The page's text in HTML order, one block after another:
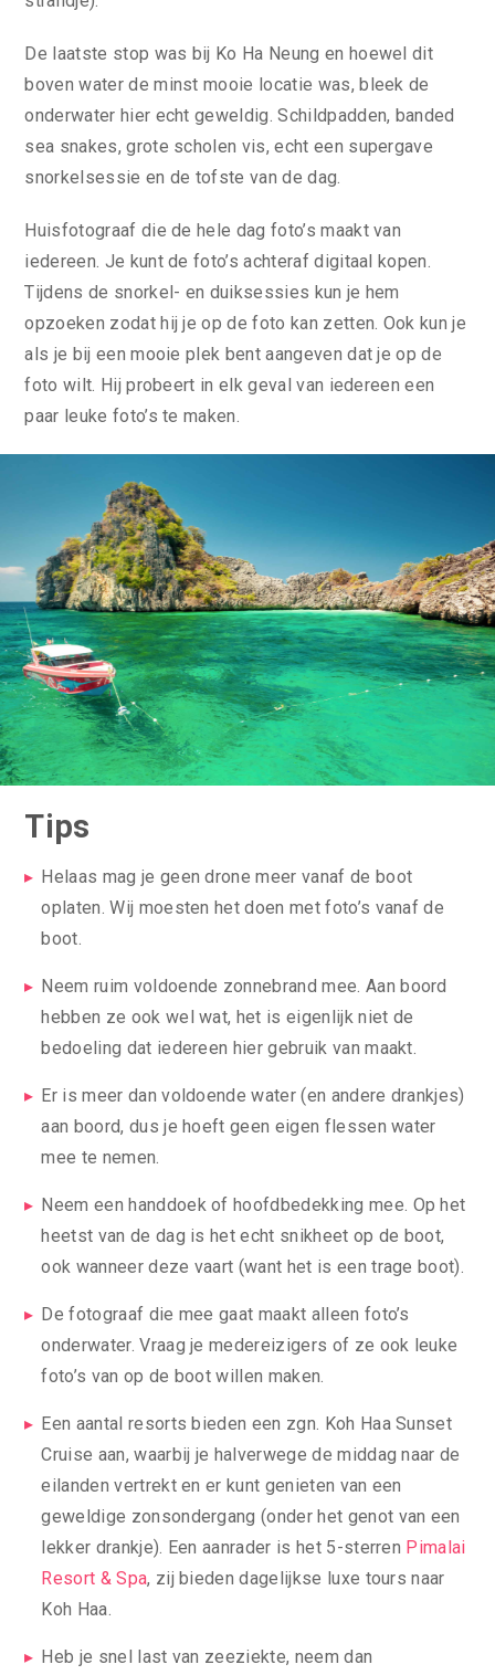
De laatste stop was bij Ko Ha Neung en hoewel dit
boven water de minst mooie locatie was, bleek de
onderwater hier echt geweldig. Schildpadden, banded
sea snakes, grote scholen vis, echt een supergave
snorkelsessie en de tofste van de dag.
Huisfotograaf die de hele dag foto’s maakt van
iedereen. Je kunt de foto’s achteraf digitaal kopen.
Tijdens de snorkel- en duiksessies kun je hem
opzoeken zodat hij je op de foto kan zetten. Ook kun je
als je bij een mooie plek bent aangeven dat je op de
foto wilt. Hij probeert in elk geval van iedereen een
paar leuke foto’s te maken.
Tips
Helaas mag je geen drone meer vanaf de boot
oplaten. Wij moesten het doen met foto’s vanaf de
boot.
Neem ruim voldoende zonnebrand mee. Aan boord
hebben ze ook wel wat, het is eigenlijk niet de
bedoeling dat iedereen hier gebruik van maakt.
Er is meer dan voldoende water (en andere drankjes)
aan boord, dus je hoeft geen eigen flessen water
mee te nemen.
Neem een handdoek of hoofdbedekking mee. Op het
heetst van de dag is het echt snikheet op de boot,
ook wanneer deze vaart (want het is een trage boot).
De fotograaf die mee gaat maakt alleen foto’s
onderwater. Vraag je medereizigers of ze ook leuke
foto’s van op de boot willen maken.
Een aantal resorts bieden een zgn. Koh Haa Sunset
Cruise aan, waarbij je halverwege de middag naar de
eilanden vertrekt en er kunt genieten van een
geweldige zonsondergang (onder het genot van een
lekker drankje). Een aanrader is het 5-sterren Pimalai
Resort & Spa, zij bieden dagelijkse luxe tours naar
Koh Haa.
Heb je snel last van zeeziekte, neem dan